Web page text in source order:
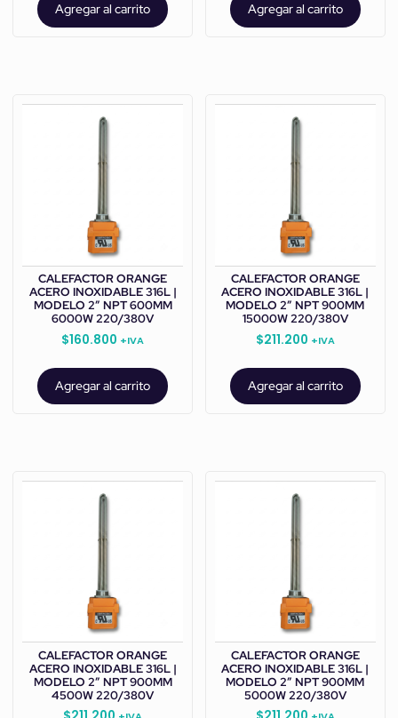
Agregar al carrito Agregar al carrito
CALEFACTOR ORANGE
ACERO INOXIDABLE 316L |
MODELO 2” NPT 600MM
6000W 220/380V
$160.800 +IVA
Agregar al carrito
CALEFACTOR ORANGE
ACERO INOXIDABLE 316L |
MODELO 2” NPT 900MM
15000W 220/380V
$211.200 +IVA
Agregar al carrito
CALEFACTOR ORANGE
ACERO INOXIDABLE 316L |
MODELO 2” NPT 900MM
4500W 220/380V
CALEFACTOR ORANGE
ACERO INOXIDABLE 316L |
MODELO 2” NPT 900MM
5000W 220/380V